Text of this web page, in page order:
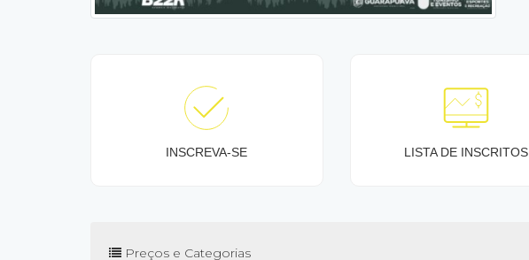
INSCREVA-SE LISTA DE INSCRITOS
Preços e Categorias